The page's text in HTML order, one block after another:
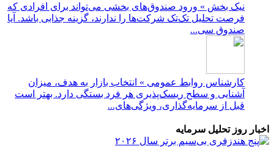
نیک بخش » ورود صندوق‌های بخشی می‌تواند برای افرادی که
فرصت تحلیل تک‌تک شرکت‌ها را ندارند، گزینه جذابی باشد. آیا
صندوق سی...
کارشناس روابط عمومی » انتخاب بازار به هدف، میزان
آشنایی و سطح ریسک‌پذیری هر فرد بستگی دارد. بهتر است
قبل از سرمایه‌گذاری، ویژگی‌های...
اخبار روز تحلیل سرمایه